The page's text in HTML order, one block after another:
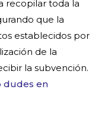
recopilar toda la
que la
establecidos por
de la
la subvención.
dudes en